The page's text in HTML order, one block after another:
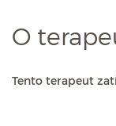
O
Tento terapeut